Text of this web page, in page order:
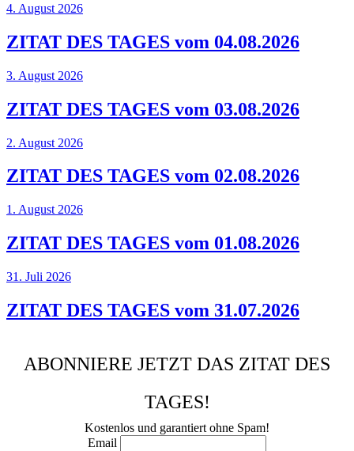
4. August 2026
ZITAT DES TAGES vom 04.08.2026
3. August 2026
ZITAT DES TAGES vom 03.08.2026
2. August 2026
ZITAT DES TAGES vom 02.08.2026
1. August 2026
ZITAT DES TAGES vom 01.08.2026
31. Juli 2026
ZITAT DES TAGES vom 31.07.2026
ABONNIERE JETZT DAS ZITAT DES
TAGES!
Kostenlos und garantiert ohne Spam!
Email